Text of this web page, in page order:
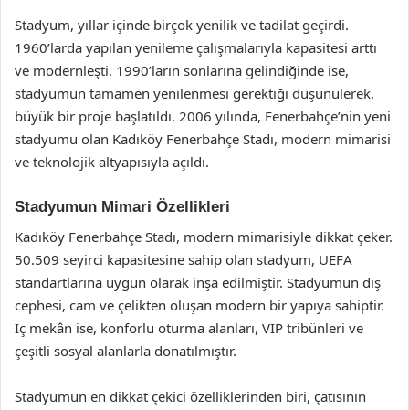
Stadyum, yıllar içinde birçok yenilik ve tadilat geçirdi.
1960’larda yapılan yenileme çalışmalarıyla kapasitesi arttı
ve modernleşti. 1990’ların sonlarına gelindiğinde ise,
stadyumun tamamen yenilenmesi gerektiği düşünülerek,
büyük bir proje başlatıldı. 2006 yılında, Fenerbahçe’nin yeni
stadyumu olan Kadıköy Fenerbahçe Stadı, modern mimarisi
ve teknolojik altyapısıyla açıldı.
Stadyumun Mimari Özellikleri
Kadıköy Fenerbahçe Stadı, modern mimarisiyle dikkat çeker.
50.509 seyirci kapasitesine sahip olan stadyum, UEFA
standartlarına uygun olarak inşa edilmiştir. Stadyumun dış
cephesi, cam ve çelikten oluşan modern bir yapıya sahiptir.
İç mekân ise, konforlu oturma alanları, VIP tribünleri ve
çeşitli sosyal alanlarla donatılmıştır.
Stadyumun en dikkat çekici özelliklerinden biri, çatısının